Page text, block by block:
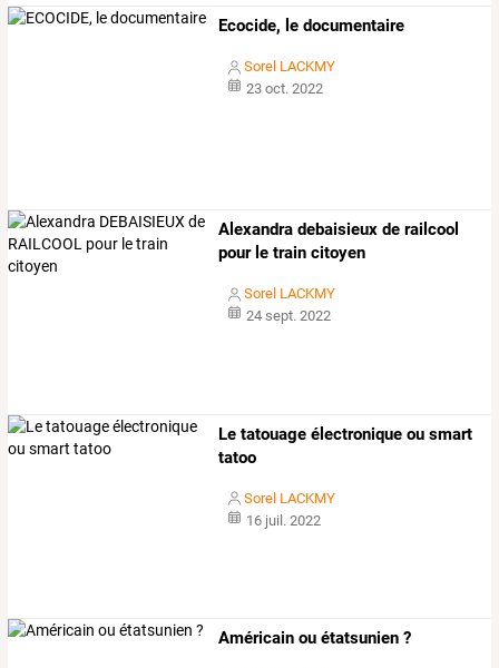
Ecocide, le documentaire
Sorel LACKMY
23 oct. 2022
Alexandra debaisieux de railcool
pour le train citoyen
Sorel LACKMY
24 sept. 2022
Le tatouage électronique ou smart
tatoo
Sorel LACKMY
16 juil. 2022
Américain ou étatsunien ?